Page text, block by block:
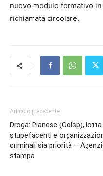
nuovo modulo formativo
richiamata circolare.
Articolo precedente
Droga: Pianese (Coisp), lotta
stupefacenti e
criminali sia priorità –
stampa